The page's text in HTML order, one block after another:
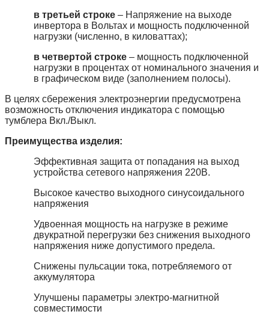
в третьей строке – Напряжение на выходе
инвертора в Вольтах и мощность подключенной
нагрузки (численно, в киловаттах);
в четвертой строке – мощность подключенной
нагрузки в процентах от номинального значения и
в графическом виде (заполнением полосы).
В целях сбережения электроэнергии предусмотрена
возможность отключения индикатора с помощью
тумблера Вкл./Выкл.
Преимущества изделия:
Эффективная защита от попадания на выход
устройства сетевого напряжения 220В.
Высокое качество выходного синусоидального
напряжения
Удвоенная мощность на нагрузке в режиме
двукратной перегрузки без снижения выходного
напряжения ниже допустимого предела.
Снижены пульсации тока, потребляемого от
аккумулятора
Улучшены параметры электро-магнитной
совместимости